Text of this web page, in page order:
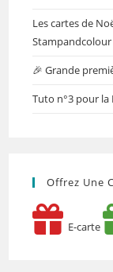
Les cartes de
Stampandcolour
🎉 Grande
Tuto n°3 pour la
Offrez Une
E-carte